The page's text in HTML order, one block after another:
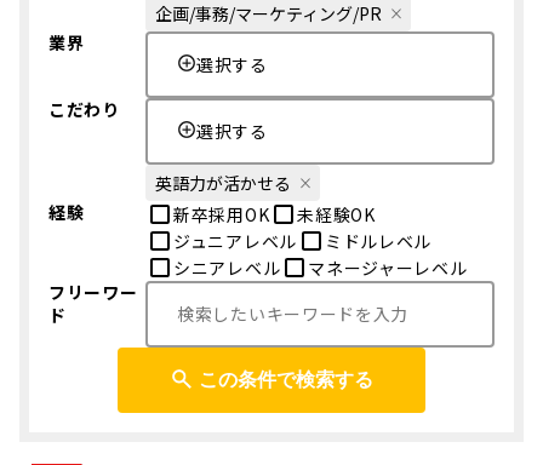
企画/事務/マーケティング/PR
業界
選択する
こだわり
選択する
英語力が活かせる
経験
新卒採用OK
未経験OK
ジュニアレベル
ミドルレベル
シニアレベル
マネージャーレベル
フリーワー
ド
この条件で検索する